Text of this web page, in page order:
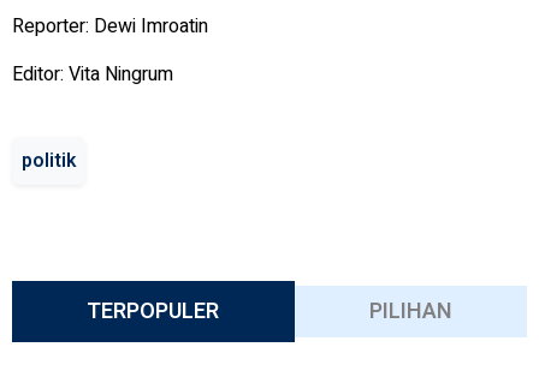
Reporter: Dewi Imroatin
Editor: Vita Ningrum
politik
TERPOPULER PILIHAN